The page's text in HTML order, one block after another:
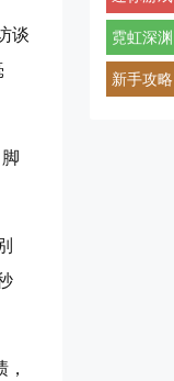
谈
霓虹深渊
新手攻略